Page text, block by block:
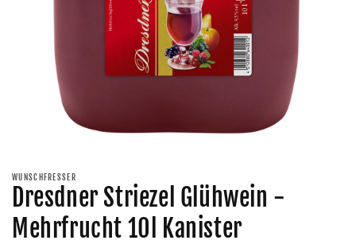
Modal
öffnen
WUNSCHFRESSER
Dresdner Striezel Glühwein -
Mehrfrucht 10l Kanister